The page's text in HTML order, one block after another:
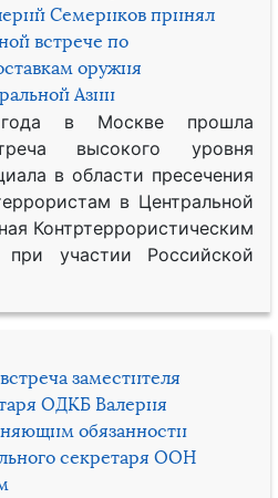
Семериков принял
встрече по
оружия
Азии
в Москве прошла
высокого уровня
в области пресечения
в Центральной
Контртеррористическим
участии Российской
заместителя
ОДКБ Валерия
обязанности
секретаря ООН